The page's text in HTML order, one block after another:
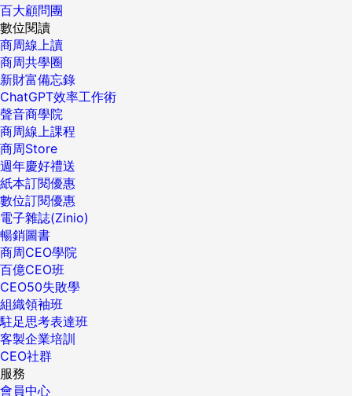
百大顧問團
數位閱讀
商周線上讀
商周共學圈
新財富備忘錄
ChatGPT效率工作術
聲音商學院
商周線上課程
商周Store
週年慶好禮送
紙本訂閱優惠
數位訂閱優惠
電子雜誌(Zinio)
暢銷圖書
商周CEO學院
百億CEO班
CEO50失敗學
組織領袖班
駐足思考表達班
客製企業培訓
CEO社群
服務
會員中心